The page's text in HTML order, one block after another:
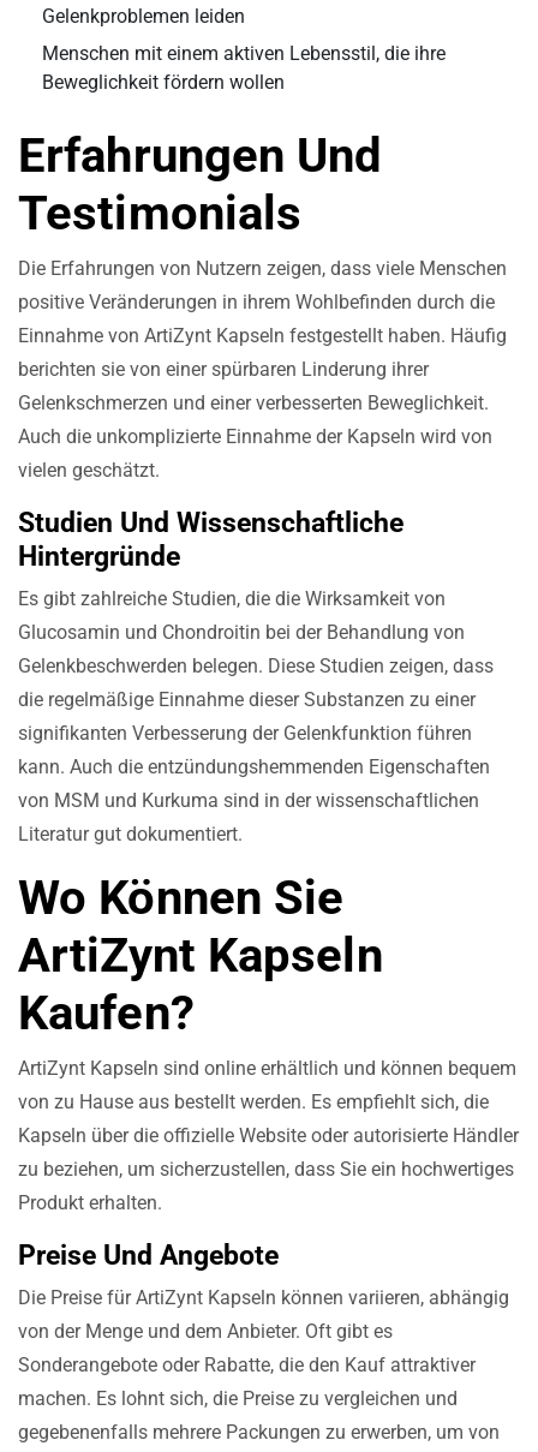
Gelenkproblemen leiden
Menschen mit einem aktiven Lebensstil, die ihre
Beweglichkeit fördern wollen
Erfahrungen Und
Testimonials
Die Erfahrungen von Nutzern zeigen, dass viele Menschen
positive Veränderungen in ihrem Wohlbefinden durch die
Einnahme von ArtiZynt Kapseln festgestellt haben. Häufig
berichten sie von einer spürbaren Linderung ihrer
Gelenkschmerzen und einer verbesserten Beweglichkeit.
Auch die unkomplizierte Einnahme der Kapseln wird von
vielen geschätzt.
Studien Und Wissenschaftliche
Hintergründe
Es gibt zahlreiche Studien, die die Wirksamkeit von
Glucosamin und Chondroitin bei der Behandlung von
Gelenkbeschwerden belegen. Diese Studien zeigen, dass
die regelmäßige Einnahme dieser Substanzen zu einer
signifikanten Verbesserung der Gelenkfunktion führen
kann. Auch die entzündungshemmenden Eigenschaften
von MSM und Kurkuma sind in der wissenschaftlichen
Literatur gut dokumentiert.
Wo Können Sie
ArtiZynt Kapseln
Kaufen?
ArtiZynt Kapseln sind online erhältlich und können bequem
von zu Hause aus bestellt werden. Es empfiehlt sich, die
Kapseln über die offizielle Website oder autorisierte Händler
zu beziehen, um sicherzustellen, dass Sie ein hochwertiges
Produkt erhalten.
Preise Und Angebote
Die Preise für ArtiZynt Kapseln können variieren, abhängig
von der Menge und dem Anbieter. Oft gibt es
Sonderangebote oder Rabatte, die den Kauf attraktiver
machen. Es lohnt sich, die Preise zu vergleichen und
gegebenenfalls mehrere Packungen zu erwerben, um von